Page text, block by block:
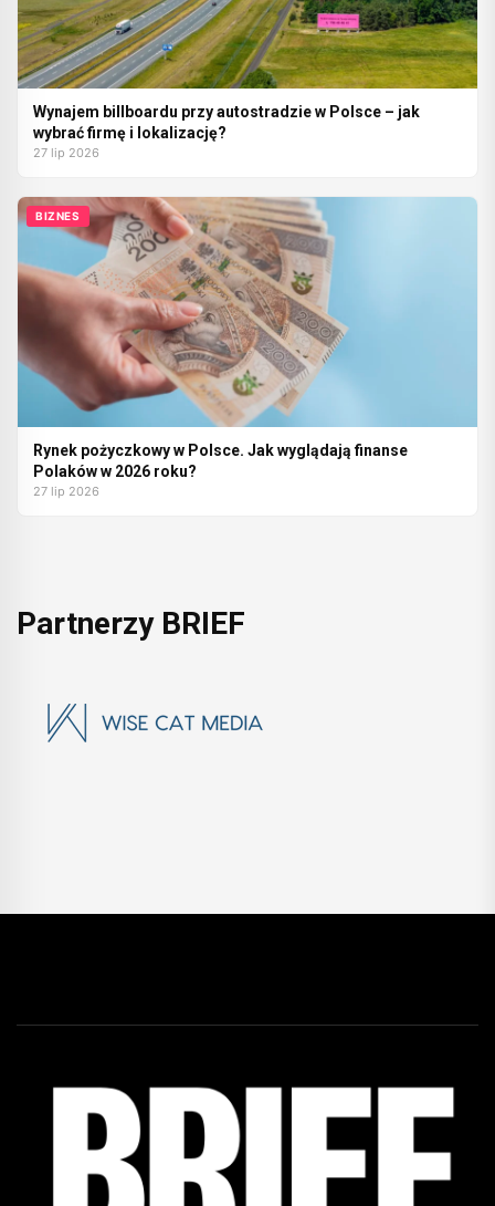
Wynajem billboardu przy autostradzie w Polsce – jak
wybrać firmę i lokalizację?
27 lip 2026
BIZNES
Rynek pożyczkowy w Polsce. Jak wyglądają finanse
Polaków w 2026 roku?
27 lip 2026
Partnerzy BRIEF